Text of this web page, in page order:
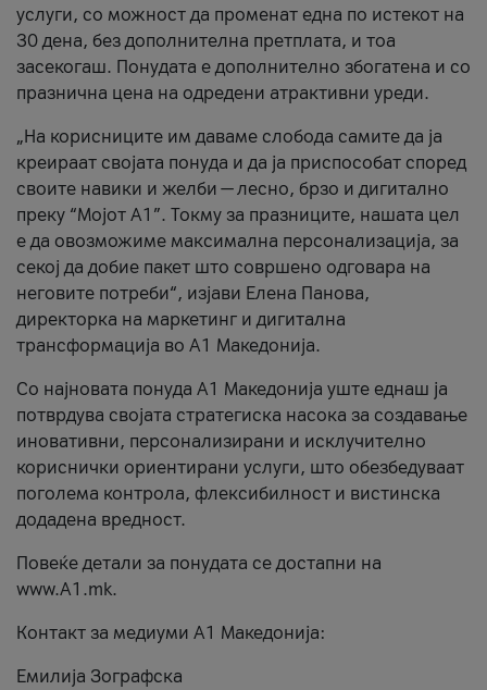
услуги, со можност да променат една по истекот на
30 дена, без дополнителна претплата, и тоа
засекогаш. Понудата е дополнително збогатена и со
празнична цена на одредени атрактивни уреди.
„На корисниците им даваме слобода самите да ја
креираат својата понуда и да ја приспособат според
своите навики и желби — лесно, брзо и дигитално
преку “Мојот А1”. Токму за празниците, нашата цел
е да овозможиме максимална персонализација, за
секој да добие пакет што совршено одговара на
неговите потреби“, изјави Елена Панова,
директорка на маркетинг и дигитална
трансформација во А1 Македонија.
Со најновата понуда А1 Македонија уште еднаш ја
потврдува својата стратегиска насока за создавање
иновативни, персонализирани и исклучително
кориснички ориентирани услуги, што обезбедуваат
поголема контрола, флексибилност и вистинска
додадена вредност.
Повеќе детали за понудата се достапни на
www.А1.mk.
Контакт за медиуми А1 Македонија:
Емилија Зографска